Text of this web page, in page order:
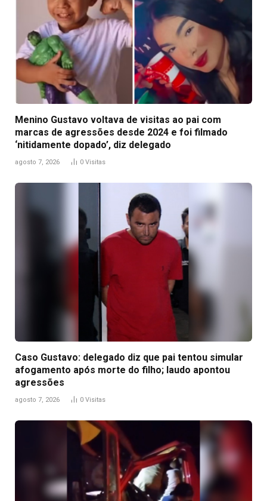
Menino Gustavo voltava de visitas ao pai com
marcas de agressões desde 2024 e foi filmado
‘nitidamente dopado’, diz delegado
agosto 7, 2026 0 Visitas
Caso Gustavo: delegado diz que pai tentou simular
afogamento após morte do filho; laudo apontou
agressões
agosto 7, 2026 0 Visitas